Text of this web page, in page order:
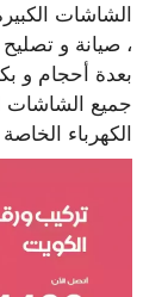
الشاشات
، صيانة و
بعدة أحجام و
جميع الشاشات
الكهرباء